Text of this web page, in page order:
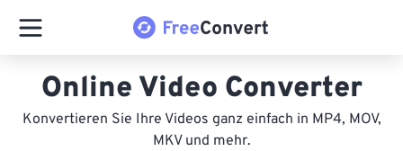
Online Video Converter
Konvertieren Sie Ihre Videos ganz einfach in MP4, MOV,
MKV und mehr.